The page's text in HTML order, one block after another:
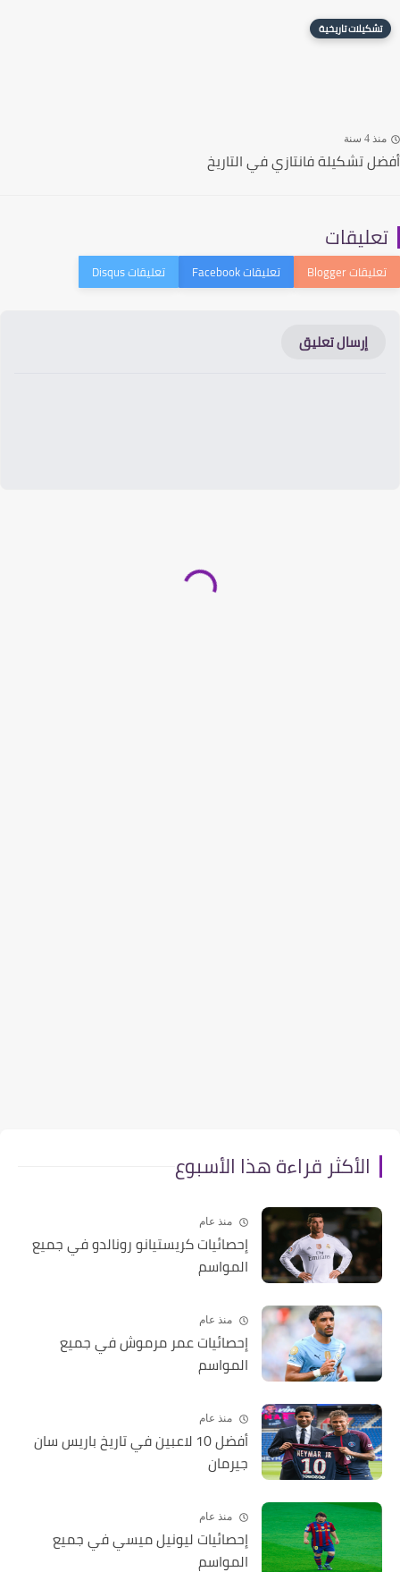
تشكيلات تاريخية
4 سنة
تشكيلة فانتازي في التاريخ
إرسال تعليق
الأكثر قراءة هذا الأسبوع
منذ عام
إحصائيات كريستيانو رونالدو في جميع
المواسم
منذ عام
إحصائيات عمر مرموش في جميع
المواسم
منذ عام
أفضل 10 لاعبين في تاريخ باريس سان
جيرمان
منذ عام
إحصائيات ليونيل ميسي في جميع
المواسم